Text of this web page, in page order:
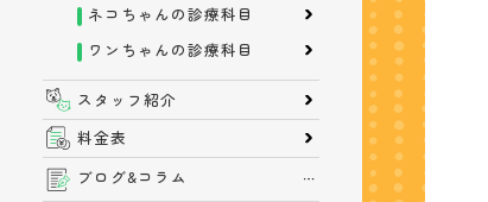
ネコちゃんの診療科目
ワンちゃんの診療科目
スタッフ紹介
料金表
ブログ&コラム